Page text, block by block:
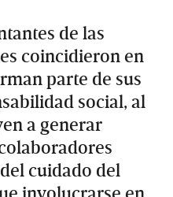
de las
coincidieron en
parte de sus
social, al
a generar
cuidado del